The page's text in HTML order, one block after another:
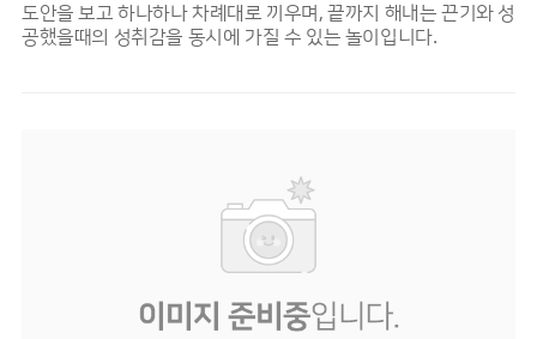
도안을 보고 하나하나 차례대로 끼우며, 끝까지 해내는 끈기와 성
공했을때의 성취감을 동시에 가질 수 있는 놀이입니다.